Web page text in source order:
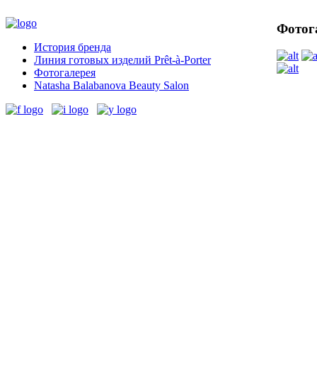
История бренда
Линия готовых изделий Prêt-à-Porter
Фотогалерея
Natasha Balabanova Beauty Salon